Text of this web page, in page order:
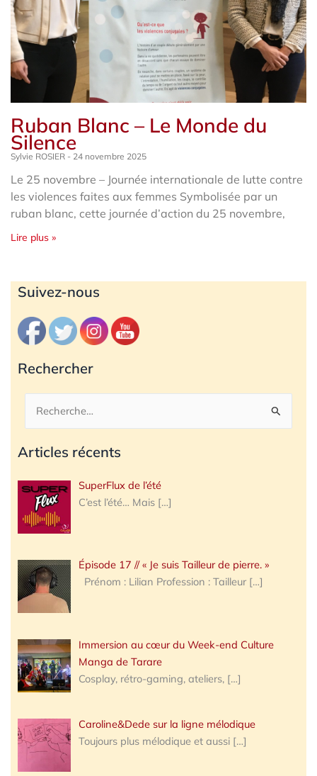
Ruban Blanc – Le Monde du
Silence
Sylvie ROSIER 24 novembre 2025
Le 25 novembre – Journée internationale de lutte contre
les violences faites aux femmes Symbolisée par un
ruban blanc, cette journée d’action du 25 novembre,
Lire plus »
Suivez-nous
Rechercher
Rechercher :
Articles récents
SuperFlux de l’été
C’est l’été… Mais […]
Épisode 17 // « Je suis Tailleur de pierre. »
Prénom : Lilian Profession : Tailleur […]
Immersion au cœur du Week-end Culture
Manga de Tarare
Cosplay, rétro-gaming, ateliers, […]
Caroline&Dede sur la ligne mélodique
Toujours plus mélodique et aussi […]
Archives